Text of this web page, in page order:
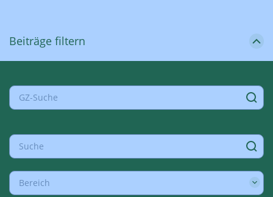
Beiträge filtern
Bereich